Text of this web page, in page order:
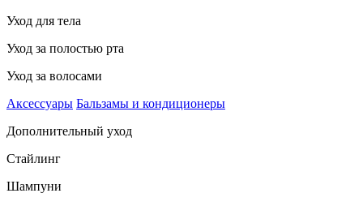
Уход для тела
Уход за полостью рта
Уход за волосами
Аксессуары Бальзамы и кондиционеры
Дополнительный уход
Стайлинг
Шампуни